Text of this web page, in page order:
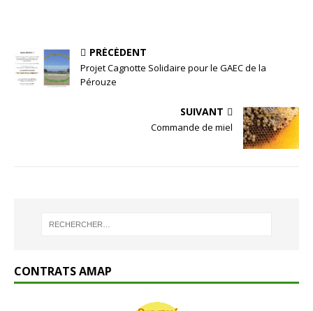
PRÉCÉDENT
Projet Cagnotte Solidaire pour le GAEC de la
Pérouze
SUIVANT
Commande de miel
CONTRATS AMAP